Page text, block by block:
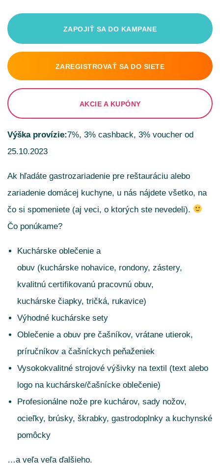
ZAPOJIŤ SA DO KAMPANE
ZAREGISTROVAŤ SA DO SIETE
AKCIE A KUPÓNY
Výška provízie:7%, 3% cashback, 3% voucher od
25.10.2023
Ak hľadáte gastrozariadenie pre reštauráciu alebo
zariadenie domácej kuchyne, u nás nájdete všetko, na
čo si spomeniete (aj veci, o ktorých ste nevedeli).
Čo ponúkame?
Kuchárske oblečenie a
obuv (kuchárske nohavice, rondony, zástery,
kvalitnú certifikovanú pracovnú obuv,
kuchárske čiapky, tričká, rukavice)
Výhodné kuchárske sety
Oblečenie a obuv pre čašníkov, vrátane utierok,
príručníkov a čašníckych peňaženiek
Vysokokvalitné strojové výšivky na textil (text alebo
logo na kuchárske/čašnícke oblečenie)
Profesionálne nože pre kuchárov, sady nožov,
ocieľky, brúsky, škrabky, gastrodoplnky a kuchynské
pomôcky
…a veľa veľa ďalšieho.